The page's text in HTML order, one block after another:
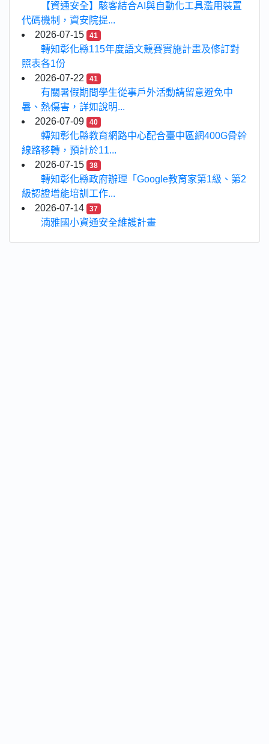
【資通安全】駭客結合AI與自動化工具濫用裝置
代碼機制，資安院提...
2026-07-15
41
轉知彰化縣115年度語文競賽實施計畫及修訂對
照表各1份
2026-07-22
41
有關暑假期間學生從事戶外活動請留意避免中
暑、熱傷害，詳如說明...
2026-07-09
40
轉知彰化縣教育網路中心配合臺中區網400G骨幹
線路移轉，預計於11...
2026-07-15
38
轉知彰化縣政府辦理「Google教育家第1級、第2
級認證增能培訓工作...
2026-07-14
37
湳雅國小資通安全維護計畫